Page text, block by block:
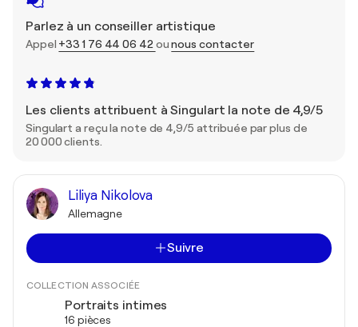
Parlez à un conseiller artistique
Appel +33 1 76 44 06 42 ounous contacter
Les clients attribuent à Singulart la note de 4,9/5
Singulart a reçu la note de 4,9/5 attribuée par plus de
20 000 clients.
Liliya Nikolova
Allemagne
Suivre
COLLECTION ASSOCIÉE
Portraits intimes
16 pièces